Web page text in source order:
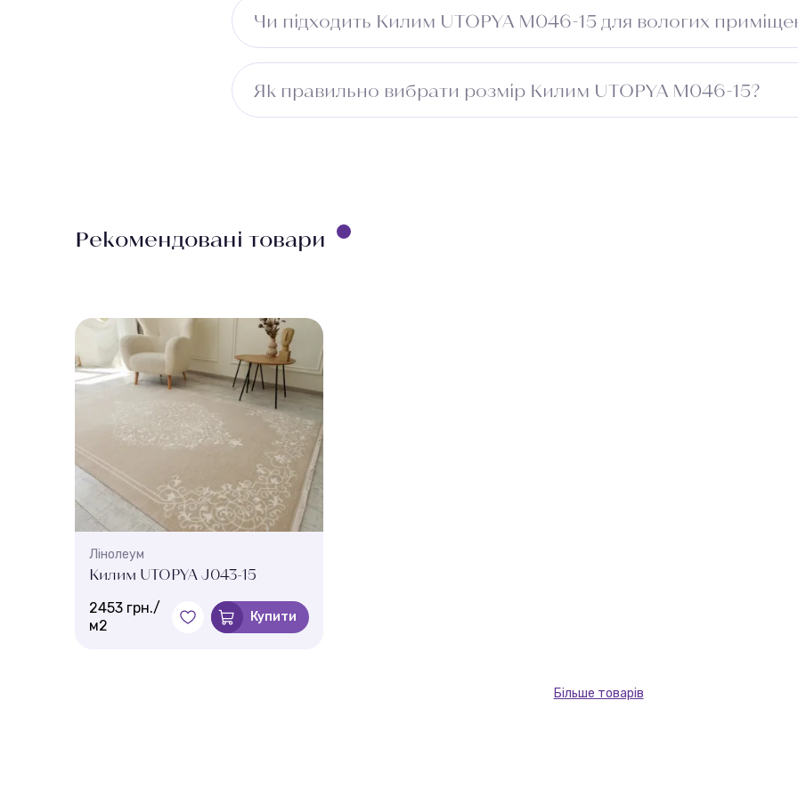
Чи підходить Килим UTOPYA M046-15 для вологих
Як правильно вибрати розмір Килим UTOPYA M046-15?
Рекомендовані товари
Лінолеум
Килим UTOPYA J043-15
2453 грн./
м2
Купити
Більше товарів